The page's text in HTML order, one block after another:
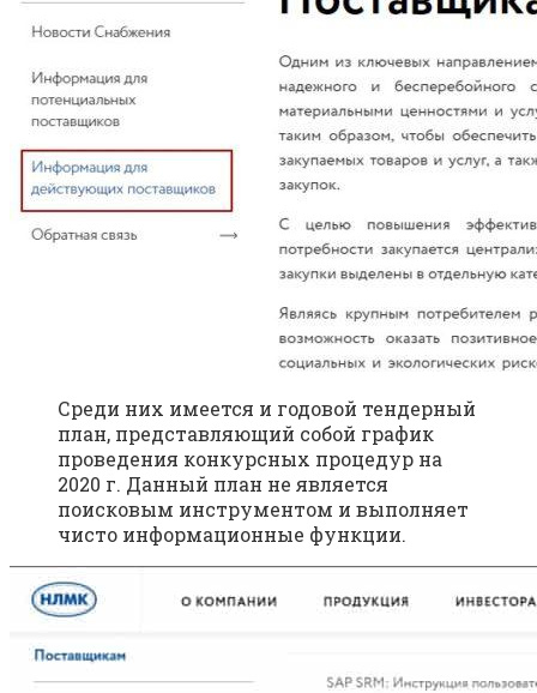
Среди них имеется и годовой тендерный
план, представляющий собой график
проведения конкурсных процедур на
2020 г. Данный план не является
поисковым инструментом и выполняет
чисто информационные функции.